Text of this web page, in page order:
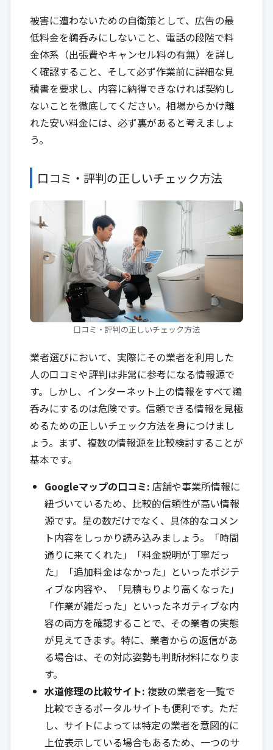
被害に遭わないための自衛策として、広告の最
低料金を鵜呑みにしないこと、電話の段階で料
金体系（出張費やキャンセル料の有無）を詳し
く確認すること、そして必ず作業前に詳細な見
積書を要求し、内容に納得できなければ契約し
ないことを徹底してください。相場からかけ離
れた安い料金には、必ず裏があると考えましょ
う。
口コミ・評判の正しいチェック方法
口コミ・評判の正しいチェック方法
業者選びにおいて、実際にその業者を利用した
人の口コミや評判は非常に参考になる情報源で
す。しかし、インターネット上の情報をすべて鵜
呑みにするのは危険です。信頼できる情報を見極
めるための正しいチェック方法を身につけまし
ょう。まず、複数の情報源を比較検討することが
基本です。
Googleマップの口コミ: 店舗や事業所情報に
紐づいているため、比較的信頼性が高い情報
源です。星の数だけでなく、具体的なコメン
ト内容をしっかり読み込みましょう。「時間
通りに来てくれた」「料金説明が丁寧だっ
た」「追加料金はなかった」といったポジテ
ィブな内容や、「見積もりより高くなった」
「作業が雑だった」といったネガティブな内
容の両方を確認することで、その業者の実態
が見えてきます。特に、業者からの返信があ
る場合は、その対応姿勢も判断材料になりま
す。
水道修理の比較サイト: 複数の業者を一覧で
比較できるポータルサイトも便利です。ただ
し、サイトによっては特定の業者を意図的に
上位表示している場合もあるため、一つのサ